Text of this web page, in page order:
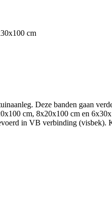
cm
Deze banden gaan
cm, 8x20x100 cm en
in VB verbinding (visbek).